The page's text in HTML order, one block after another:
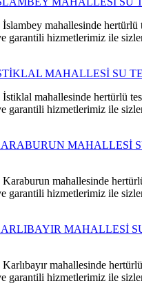
mahallesinde hertürlü
garantili hizmetlerimiz ile
MAHALLESİ SU
mahallesinde hertürlü
garantili hizmetlerimiz ile
MAHALLESİ
mahallesinde
garantili hizmetlerimiz ile
MAHALLESİ
mahallesinde
garantili hizmetlerimiz ile